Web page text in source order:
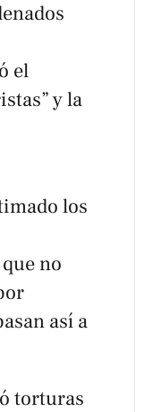
el
y la
los
no
así a
torturas